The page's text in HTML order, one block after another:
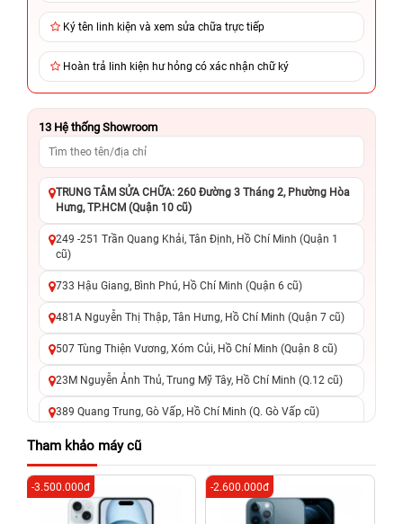
Ký tên linh kiện và xem sửa chữa trực tiếp
Hoàn trả linh kiện hư hỏng có xác nhận chữ ký
13 Hệ thống Showroom
TRUNG TÂM SỬA CHỮA: 260 Đường 3 Tháng 2, Phường Hòa
Hưng, TP.HCM (Quận 10 cũ)
249 -251 Trần Quang Khải, Tân Định, Hồ Chí Minh (Quận 1
cũ)
733 Hậu Giang, Bình Phú, Hồ Chí Minh (Quận 6 cũ)
481A Nguyễn Thị Thập, Tân Hưng, Hồ Chí Minh (Quận 7 cũ)
507 Tùng Thiện Vương, Xóm Củi, Hồ Chí Minh (Quận 8 cũ)
23M Nguyễn Ảnh Thủ, Trung Mỹ Tây, Hồ Chí Minh (Q.12 cũ)
389 Quang Trung, Gò Vấp, Hồ Chí Minh (Q. Gò Vấp cũ)
625 - 625A Âu Cơ, Tân Phú, Hồ Chí Minh (Quận Tân Phú cũ)
326 Lê Văn Việt, Tăng Nhơn Phú, Hồ Chí Minh (Q.9 TP. Thủ
Đức cũ)
256 Võ Văn Ngân, Thủ Đức, Hồ Chí Minh (Bình Thọ, TP. Thủ
Tham khảo máy cũ
-3.500.000đ -2.600.000đ